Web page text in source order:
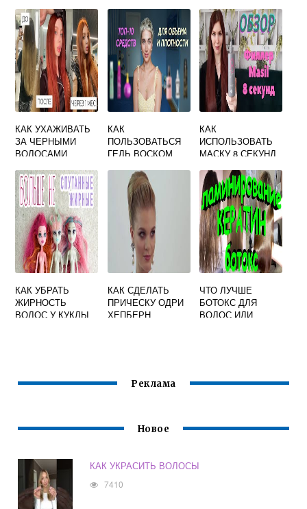
КАК УХАЖИВАТЬ
ЗА ЧЕРНЫМИ
ВОЛОСАМИ
КАК
ПОЛЬЗОВАТЬСЯ
ГЕЛЬ ВОСКОМ
КАК
ИСПОЛЬЗОВАТЬ
МАСКУ 8 СЕКУНД
КАК УБРАТЬ
ЖИРНОСТЬ
ВОЛОС У КУКЛЫ
КАК СДЕЛАТЬ
ПРИЧЕСКУ ОДРИ
ХЕПБЕРН
ЧТО ЛУЧШЕ
БОТОКС ДЛЯ
ВОЛОС ИЛИ
Реклама
Новое
КАК УКРАСИТЬ ВОЛОСЫ
7410